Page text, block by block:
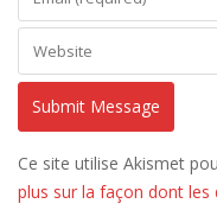
Ce site utilise Akismet
plus sur la façon dont